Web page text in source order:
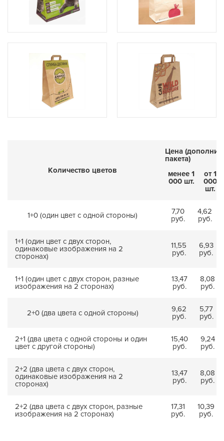
Количество цветов
Цена
пакета)
менее 1
000 шт.
от 1
000
шт.
1+0 (один цвет с одной стороны)
7,70
руб.
4,62
руб.
1+1 (один цвет с двух сторон,
одинаковые изображения на 2
сторонах)
11,55
руб.
6,93
руб.
1+1 (один цвет с двух сторон, разные
изображения на 2 сторонах)
13,47
руб.
8,08
руб.
2+0 (два цвета с одной стороны)
9,62
руб.
5,77
руб.
2+1 (два цвета с одной стороны и один
цвет с другой стороны)
15,40
руб.
9,24
руб.
2+2 (два цвета с двух сторон,
одинаковые изображения на 2
сторонах)
13,47
руб.
8,08
руб.
2+2 (два цвета с двух сторон, разные
изображения на 2 сторонах)
17,31
руб.
10,39
руб.